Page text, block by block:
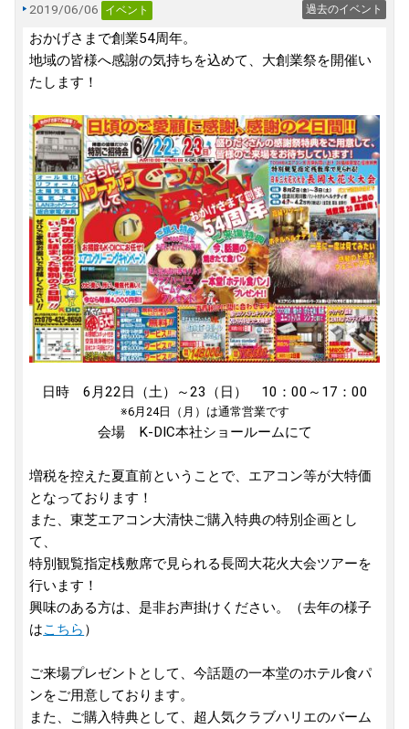
過去のイベント
2019/06/06 イベント
おかげさまで創業54周年。
地域の皆様へ感謝の気持ちを込めて、大創業祭を開催い
たします！
日時 6月22日（土）～23（日） 10：00～17：00
※6月24日（月）は通常営業です
会場 K-DIC本社ショールームにて
増税を控えた夏直前ということで、エアコン等が大特価
となっております！
また、東芝エアコン大清快ご購入特典の特別企画とし
て、
特別観覧指定桟敷席で見られる長岡大花火大会ツアーを
行います！
興味のある方は、是非お声掛けください。（去年の様子
はこちら ）
ご来場プレゼントとして、今話題の一本堂のホテル食パ
ンをご用意しております。
また、ご購入特典として、超人気クラブハリエのバーム